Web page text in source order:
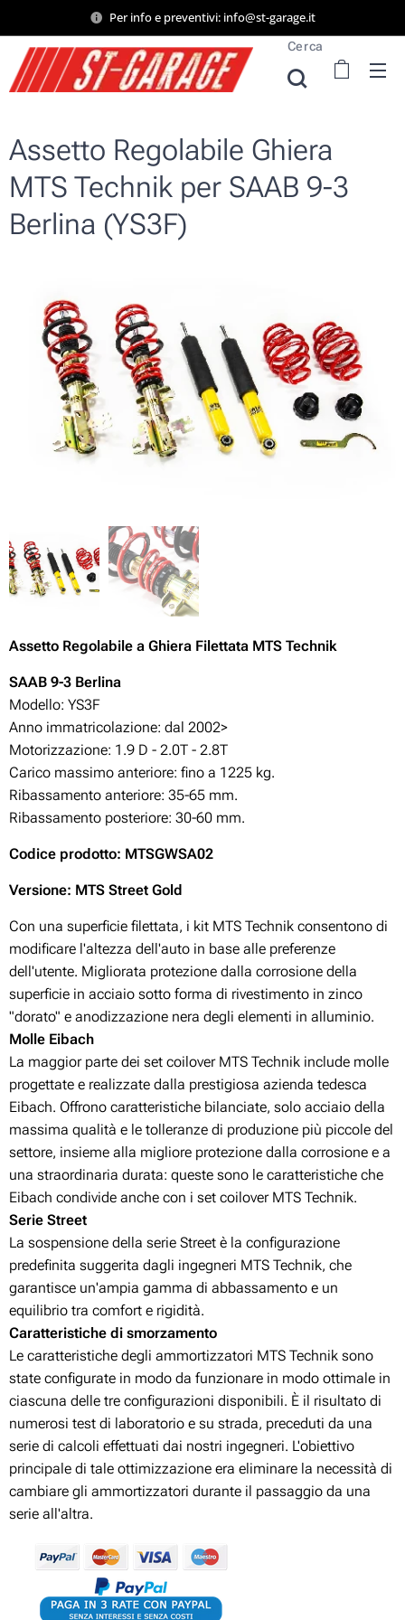
Per info e preventivi: info@st-garage.it
Cerca
Assetto Regolabile Ghiera
MTS Technik per SAAB 9-3
Berlina (YS3F)
Assetto Regolabile a Ghiera Filettata MTS Technik
SAAB 9-3 Berlina
Modello: YS3F
Anno immatricolazione: dal 2002>
Motorizzazione: 1.9 D - 2.0T - 2.8T
Carico massimo anteriore: fino a 1225 kg.
Ribassamento anteriore: 35-65 mm.
Ribassamento posteriore: 30-60 mm.
Codice prodotto: MTSGWSA02
Versione: MTS Street Gold
Con una superficie filettata, i kit MTS Technik consentono di
modificare l'altezza dell'auto in base alle preferenze
dell'utente. Migliorata protezione dalla corrosione della
superficie in acciaio sotto forma di rivestimento in zinco
"dorato" e anodizzazione nera degli elementi in alluminio.
Molle Eibach
La maggior parte dei set coilover MTS Technik include molle
progettate e realizzate dalla prestigiosa azienda tedesca
Eibach. Offrono caratteristiche bilanciate, solo acciaio della
massima qualità e le tolleranze di produzione più piccole del
settore, insieme alla migliore protezione dalla corrosione e a
una straordinaria durata: queste sono le caratteristiche che
Eibach condivide anche con i set coilover MTS Technik.
Serie Street
La sospensione della serie Street è la configurazione
predefinita suggerita dagli ingegneri MTS Technik, che
garantisce un'ampia gamma di abbassamento e un
equilibrio tra comfort e rigidità.
Caratteristiche di smorzamento
Le caratteristiche degli ammortizzatori MTS Technik sono
state configurate in modo da funzionare in modo ottimale in
ciascuna delle tre configurazioni disponibili. È il risultato di
numerosi test di laboratorio e su strada, preceduti da una
serie di calcoli effettuati dai nostri ingegneri. L'obiettivo
principale di tale ottimizzazione era eliminare la necessità di
cambiare gli ammortizzatori durante il passaggio da una
serie all'altra.